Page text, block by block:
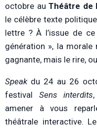
octobre au Théâtre de
le célèbre texte
lettre ? À l’issue de
génération », la
gagnante, mais le rire,
Speakdu 24 au 26
festival Sens interdits
amener à vous
théâtrale interactive.